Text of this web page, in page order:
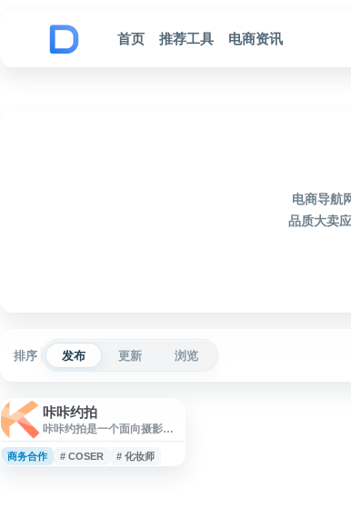
首页
推荐工具 电商资讯
电商导航
品质大卖
排序 发布 更新 浏览
咔咔约拍
咔咔约拍是一个面向摄影约
汇聚摄影师、摄像师、模
特、COSER、化妆师、艺人
商务合作 # COSER # 化妆师